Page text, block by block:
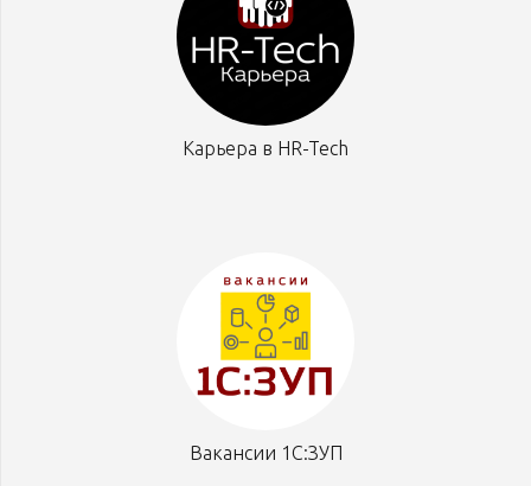
Карьера в HR-Tech
Вакансии 1С:ЗУП